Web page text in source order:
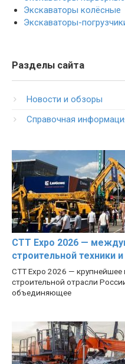
Экскаваторы колёсные
Экскаваторы-
Разделы сайта
Новости и обзоры
Справочная
CTT Expo 2026 —
строительной техники
CTT Expo 2026 —
строительной отрасли
объединяющее